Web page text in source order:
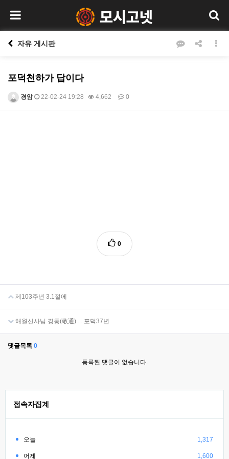
자유 게시판
포덕천하가 답이다
경암 22-02-24 19:28 4,662 0
0
제103주년 3.1절에
해월신사님 경통(敬通).....포덕37년
댓글목록 0
등록된 댓글이 없습니다.
접속자집계
오늘 1,317
어제 1,600